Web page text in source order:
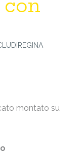
con
montato su